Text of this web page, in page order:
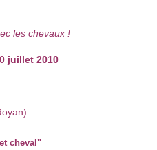
les chevaux !
2010
et cheval"